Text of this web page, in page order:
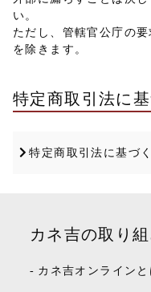
い。
ただし、管轄官公庁の
を除きます。
特定商取引法に
特定商取引法に基づ
カネ吉の取り
- カネ吉オンラインと